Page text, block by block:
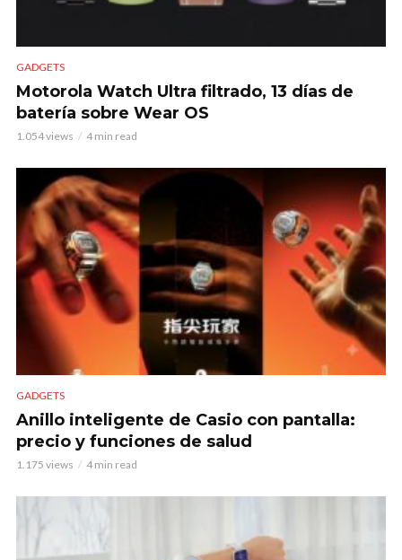
GADGETS
Motorola Watch Ultra filtrado, 13 días de
batería sobre Wear OS
1.054 views 4 min read
GADGETS
Anillo inteligente de Casio con pantalla:
precio y funciones de salud
1.175 views 4 min read